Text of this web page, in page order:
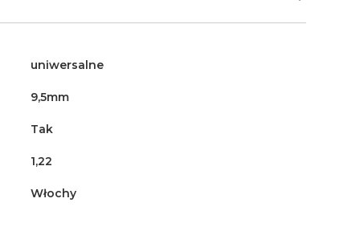
uniwersalne
9,5mm
Tak
1,22
Włochy